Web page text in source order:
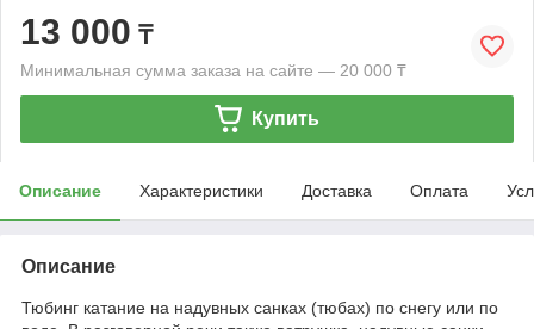
13 000 ₸
Минимальная сумма заказа на сайте — 20 000 ₸
Купить
Описание Характеристики Доставка Оплата
Описание
Тюбинг катание на надувных санках (тюбах) по снегу или по